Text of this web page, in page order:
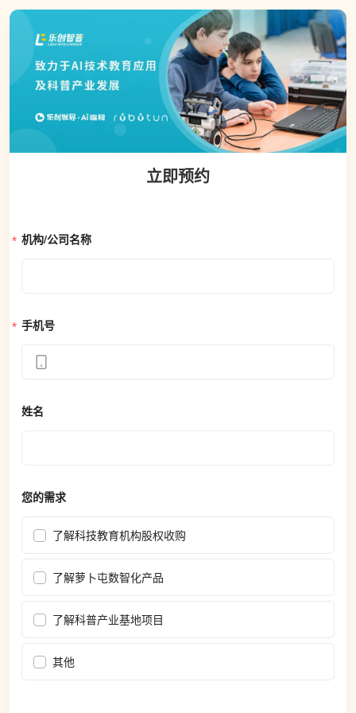
立即预约
机构/公司名称
手机号
姓名
您的需求
了解科技教育机构股权收购
了解萝卜屯数智化产品
了解科普产业基地项目
其他